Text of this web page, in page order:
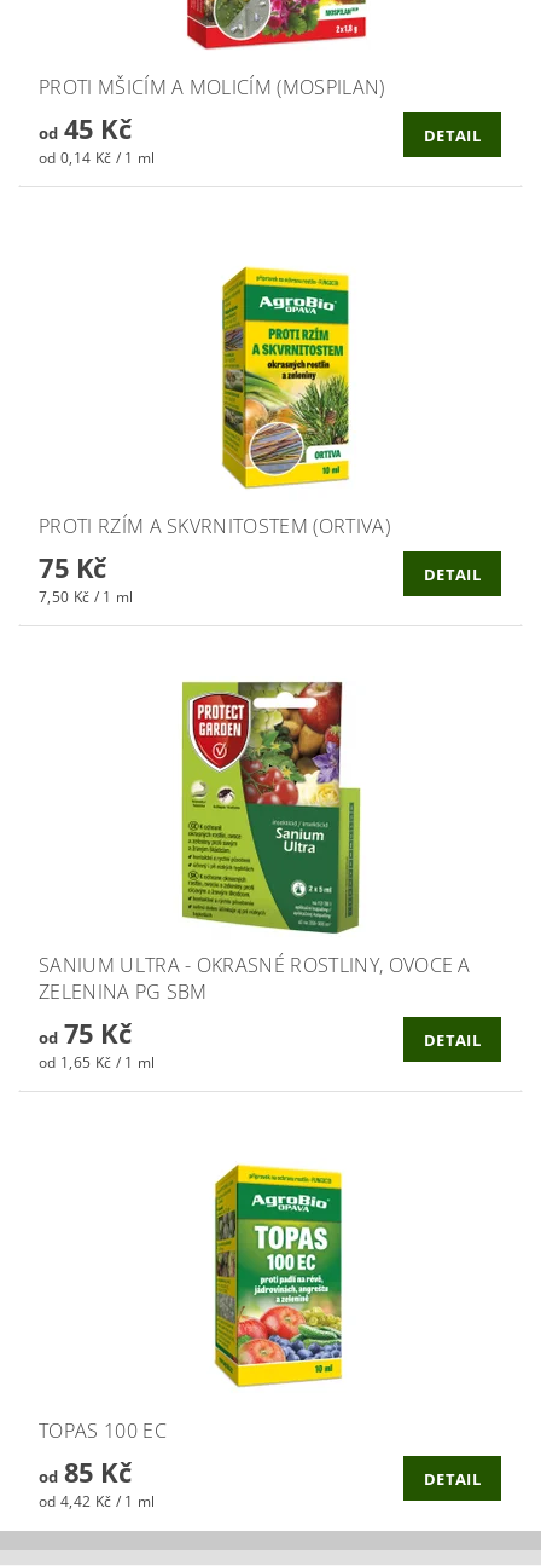
PROTI MŠICÍM A MOLICÍM (MOSPILAN)
od45 Kč
od 0,14 Kč / 1 ml
DETAIL
PROTI RZÍM A SKVRNITOSTEM (ORTIVA)
75 Kč
7,50 Kč / 1 ml
DETAIL
SANIUM ULTRA - OKRASNÉ ROSTLINY, OVOCE A
ZELENINA PG SBM
od75 Kč
od 1,65 Kč / 1 ml
DETAIL
TOPAS 100 EC
od85 Kč
od 4,42 Kč / 1 ml
DETAIL